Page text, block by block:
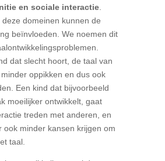
en sociale interactie.
deze domeinen kunnen de
beïnvloeden. We noemen dit
dat slecht hoort, de taal van
oppikken en dus ook
Een kind dat bijvoorbeeld
moeilijker ontwikkelt, gaat
treden met anderen, en
ook minder kansen krijgen om
taal.